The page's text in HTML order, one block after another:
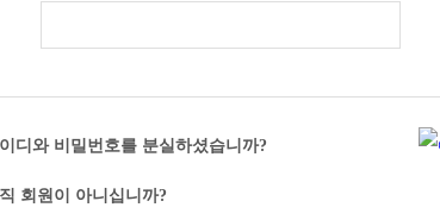
디와 비밀번호를 분실하셨습니까?
회원이 아니십니까?